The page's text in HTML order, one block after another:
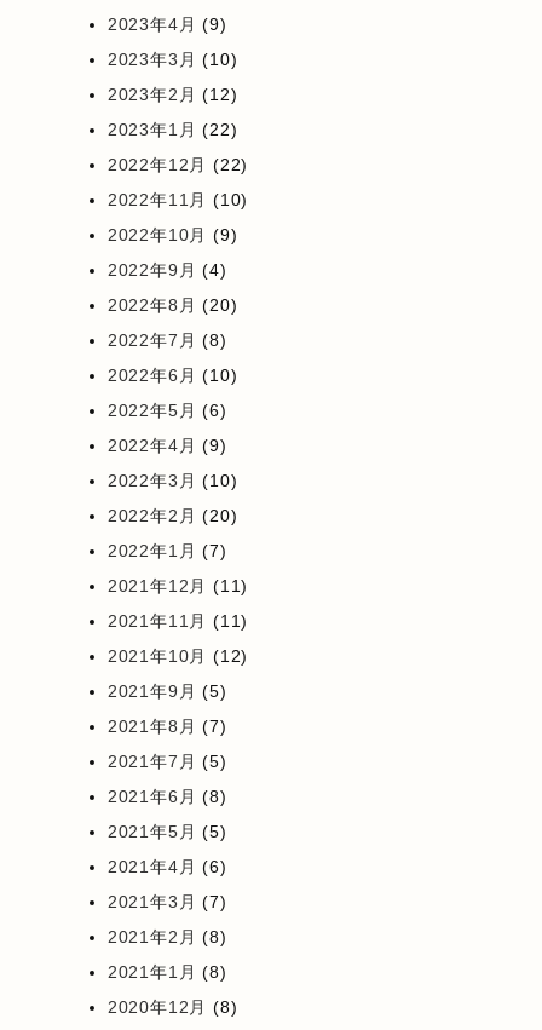
2023年4月 (9)
2023年3月 (10)
2023年2月 (12)
2023年1月 (22)
2022年12月 (22)
2022年11月 (10)
2022年10月 (9)
2022年9月 (4)
2022年8月 (20)
2022年7月 (8)
2022年6月 (10)
2022年5月 (6)
2022年4月 (9)
2022年3月 (10)
2022年2月 (20)
2022年1月 (7)
2021年12月 (11)
2021年11月 (11)
2021年10月 (12)
2021年9月 (5)
2021年8月 (7)
2021年7月 (5)
2021年6月 (8)
2021年5月 (5)
2021年4月 (6)
2021年3月 (7)
2021年2月 (8)
2021年1月 (8)
2020年12月 (8)